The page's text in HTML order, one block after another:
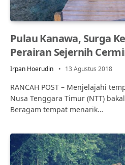
Pulau Kanawa, Surga
Perairan Sejernih
Irpan Hoerudin 13 Agustus 2018
RANCAH POST – Menjelajahi
Nusa Tenggara Timur (NTT)
Beragam tempat menarik…